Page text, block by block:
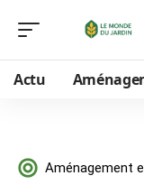
Actu
Aménagement